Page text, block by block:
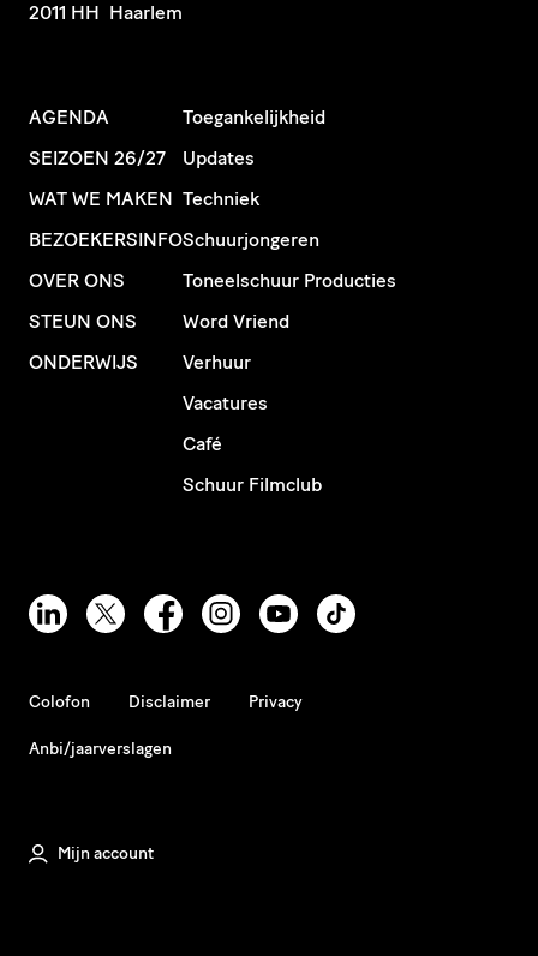
2011 HH Haarlem
AGENDA
SEIZOEN 26/27
WAT WE MAKEN
BEZOEKERSINFO
OVER ONS
STEUN ONS
ONDERWIJS
Toegankelijkheid
Updates
Techniek
Schuurjongeren
Toneelschuur Producties
Word Vriend
Verhuur
Vacatures
Café
Schuur Filmclub
Colofon Disclaimer Privacy
Anbi/jaarverslagen
Mijn account